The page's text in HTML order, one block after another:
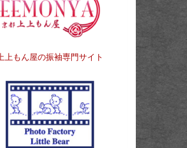
上上もん屋の振袖専門サイト